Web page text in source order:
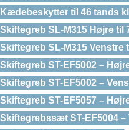
til 46 tands
SL-M315 Højre til
SL-M315 Venstre
ST-EF5002 –
ST-EF5002 –
ST-EF5057 –
ST-EF5004 –